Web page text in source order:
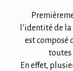
l’identité de
est composé
toutes
En effet,